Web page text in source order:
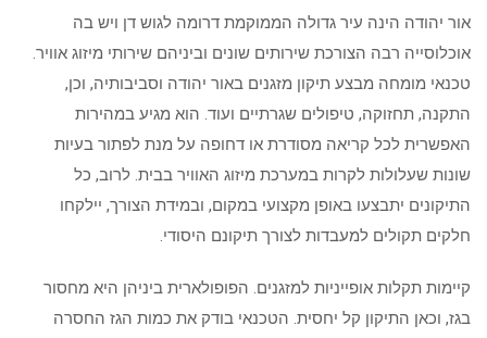
אור יהודה הינה עיר גדולה הממוקמת דרומה לגוש דן ויש בה
אוכלוסייה רבה הצורכת שירותים שונים וביניהם שירותי מיזוג אוויר.
טכנאי מומחה מבצע תיקון מזגנים באור יהודה וסביבותיה, וכן,
התקנה, תחזוקה, טיפולים שגרתיים ועוד. הוא מגיע במהירות
האפשרית לכל קריאה מסודרת או דחופה על מנת לפתור בעיות
שונות שעלולות לקרות במערכת מיזוג האוויר בבית. לרוב, כל
התיקונים יתבצעו באופן מקצועי במקום, ובמידת הצורך, יילקחו
חלקים תקולים למעבדות לצורך תיקונם היסודי.
קיימות תקלות אופייניות למזגנים. הפופולארית ביניהן היא מחסור
בגז, וכאן התיקון קל יחסית. הטכנאי בודק את כמות הגז החסרה